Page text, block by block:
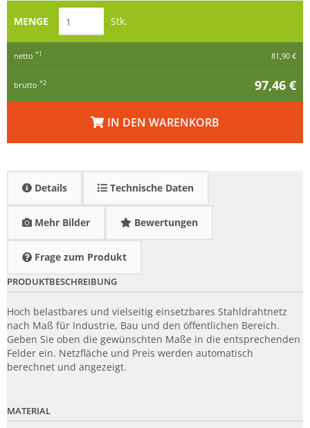
MENGE Stk.
netto *1 81,90 €
brutto *2 97,46 €
IN DEN WARENKORB
Details Technische Daten
Mehr Bilder Bewertungen
Frage zum Produkt
PRODUKTBESCHREIBUNG
Hoch belastbares und vielseitig einsetzbares Stahldrahtnetz
nach Maß für Industrie, Bau und den öffentlichen Bereich.
Geben Sie oben die gewünschten Maße in die entsprechenden
Felder ein. Netzfläche und Preis werden automatisch
berechnet und angezeigt.
MATERIAL